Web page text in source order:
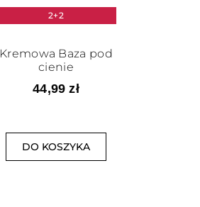
2+2
Kremowa Baza pod
cienie
44,99 zł
DO KOSZYKA